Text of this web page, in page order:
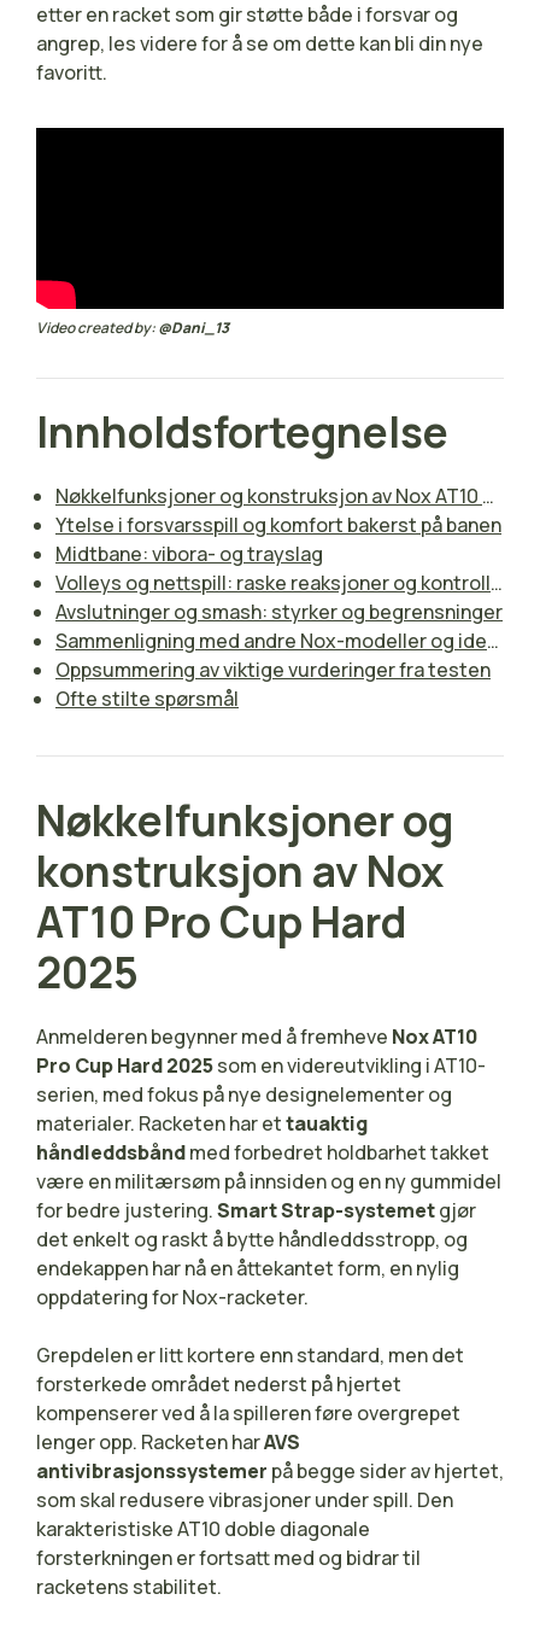
etter en racket som gir støtte både i forsvar og
angrep, les videre for å se om dette kan bli din nye
favoritt.
Video created by:@Dani_13
Innholdsfortegnelse
Nøkkelfunksjoner og konstruksjon av Nox AT10 Pro Cup Hard 2025
Ytelse i forsvarsspill og komfort bakerst på banen
Midtbane: vibora- og trayslag
Volleys og nettspill: raske reaksjoner og kontrollutfordringer
Avslutninger og smash: styrker og begrensninger
Sammenligning med andre Nox-modeller og ideell spillerprofil
Oppsummering av viktige vurderinger fra testen
Ofte stilte spørsmål
Nøkkelfunksjoner og
konstruksjon av Nox
AT10 Pro Cup Hard
2025
Anmelderen begynner med å fremheve Nox AT10
Pro Cup Hard 2025som en videreutvikling i AT10-
serien, med fokus på nye designelementer og
materialer. Racketen har ettauaktig
håndleddsbåndmed forbedret holdbarhet takket
være en militærsøm på innsiden og en ny gummidel
for bedre justering.Smart Strap-systemetgjør
det enkelt og raskt å bytte håndleddsstropp, og
endekappen har nå en åttekantet form, en nylig
oppdatering for Nox-racketer.
Grepdelen er litt kortere enn standard, men det
forsterkede området nederst på hjertet
kompenserer ved å la spilleren føre overgrepet
lenger opp. Racketen harAVS
antivibrasjonssystemer på begge sider av hjertet,
som skal redusere vibrasjoner under spill. Den
karakteristiske AT10 doble diagonale
forsterkningen er fortsatt med og bidrar til
racketens stabilitet.